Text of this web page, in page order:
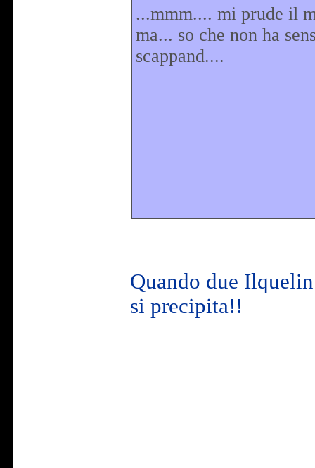
...mmm.... mi prude il
ma... so che non ha
scappand....
Quando due
si precipita!!